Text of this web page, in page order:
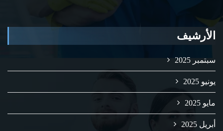
الأرشيف
سبتمبر 2025
يونيو 2025
مايو 2025
أبريل 2025